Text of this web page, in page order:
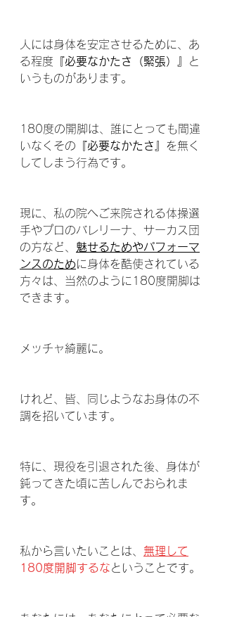
人には身体を安定させるために、あ
る程度 『必要なかたさ（緊張）』
と
いうものがあります。
180度の開脚は、誰にとっても間違
いなくその 『必要なかたさ』 を無く
してしまう行為です。
現に、私の院へご来院される体操選
手やプロのバレリーナ、サーカス団
の方など、 魅せるためやパフォーマ
ンスのために身体を酷使されている
方々は、当然のように180度開脚は
できます。
メッチャ綺麗に。
けれど、皆、同じようなお身体の不
調を招いています。
特に、現役を引退された後、身体が
鈍ってきた頃に苦しんでおられま
す。
私から言いたいことは、 無理して
180度開脚するなということです。